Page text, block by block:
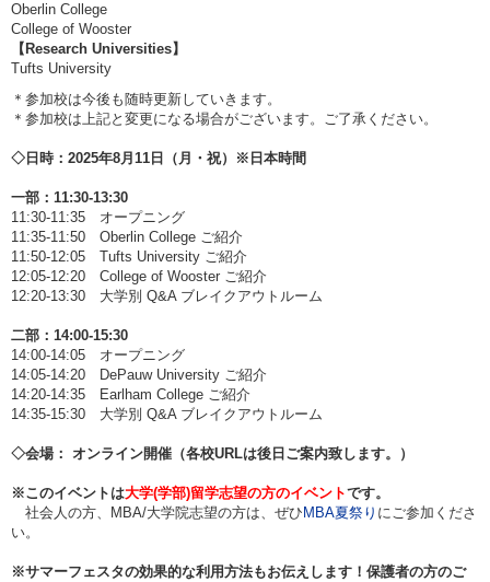
Oberlin College
College of Wooster
【Research Universities】
Tufts University
＊参加校は今後も随時更新していきます。
＊参加校は上記と変更になる場合がございます。ご了承ください。
◇日時：2025年8月11日（月・祝）※日本時間
一部：11:30-13:30
11:30-11:35 オープニング
11:35-11:50 Oberlin College ご紹介
11:50-12:05 Tufts University ご紹介
12:05-12:20 College of Wooster ご紹介
12:20-13:30 大学別 Q&A ブレイクアウトルーム
二部：14:00-15:30
14:00-14:05 オープニング
14:05-14:20 DePauw University ご紹介
14:20-14:35 Earlham College ご紹介
14:35-15:30 大学別 Q&A ブレイクアウトルーム
◇会場： オンライン開催（各校URLは後日ご案内致します。）
※このイベントは大学(学部)留学志望の方のイベントです。
社会人の方、MBA/大学院志望の方は、ぜひ MBA夏祭り にご参加くださ
い。
※サマーフェスタの効果的な利用方法もお伝えします！保護者の方のご